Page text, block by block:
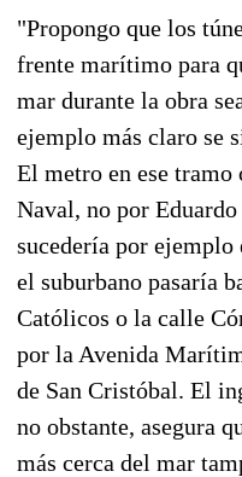
"Propongo que los
frente marítimo para
mar durante la obra
ejemplo más claro se
El metro en ese
Naval, no por
sucedería por ejemplo
el suburbano pasaría
Católicos o la calle
por la Avenida
de San Cristóbal. El
no obstante, asegura
más cerca del mar